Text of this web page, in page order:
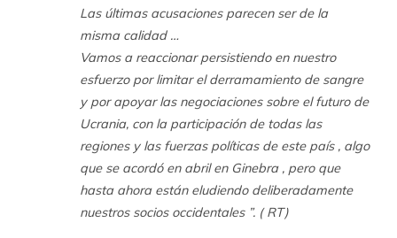
Las últimas acusaciones parecen ser de la
misma calidad …
Vamos a reaccionar persistiendo en nuestro
esfuerzo por limitar el derramamiento de sangre
y por apoyar las negociaciones sobre el futuro de
Ucrania, con la participación de todas las
regiones y las fuerzas políticas de este país , algo
que se acordó en abril en Ginebra , pero que
hasta ahora están eludiendo deliberadamente
nuestros socios occidentales ”. ( RT)